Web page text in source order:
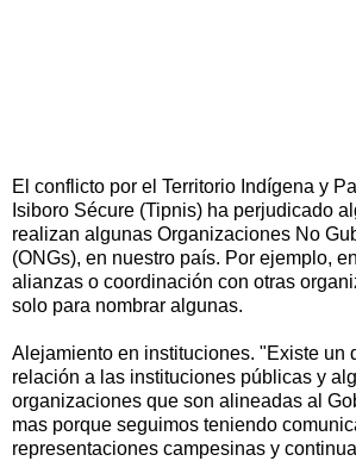
El conflicto por el Territorio Indígena y
Isiboro Sécure (Tipnis) ha perjudicado
realizan algunas Organizaciones No
(ONGs), en nuestro país. Por ejemplo,
alianzas o coordinación con otras
solo para nombrar algunas.
Alejamiento en instituciones. "Existe un
relación a las instituciones públicas y
organizaciones que son alineadas al
mas porque seguimos teniendo
representaciones campesinas y